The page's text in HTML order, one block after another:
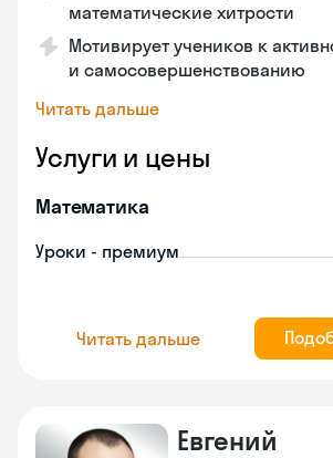
математические хитрости
Мотивирует учеников к
и самосовершенствованию
Читать дальше
Услуги и цены
Математика
Уроки - премиум
Читать дальше
Евгений